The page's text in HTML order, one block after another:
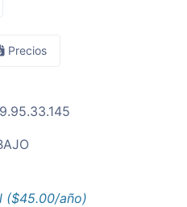
Precios
($45.00/año)